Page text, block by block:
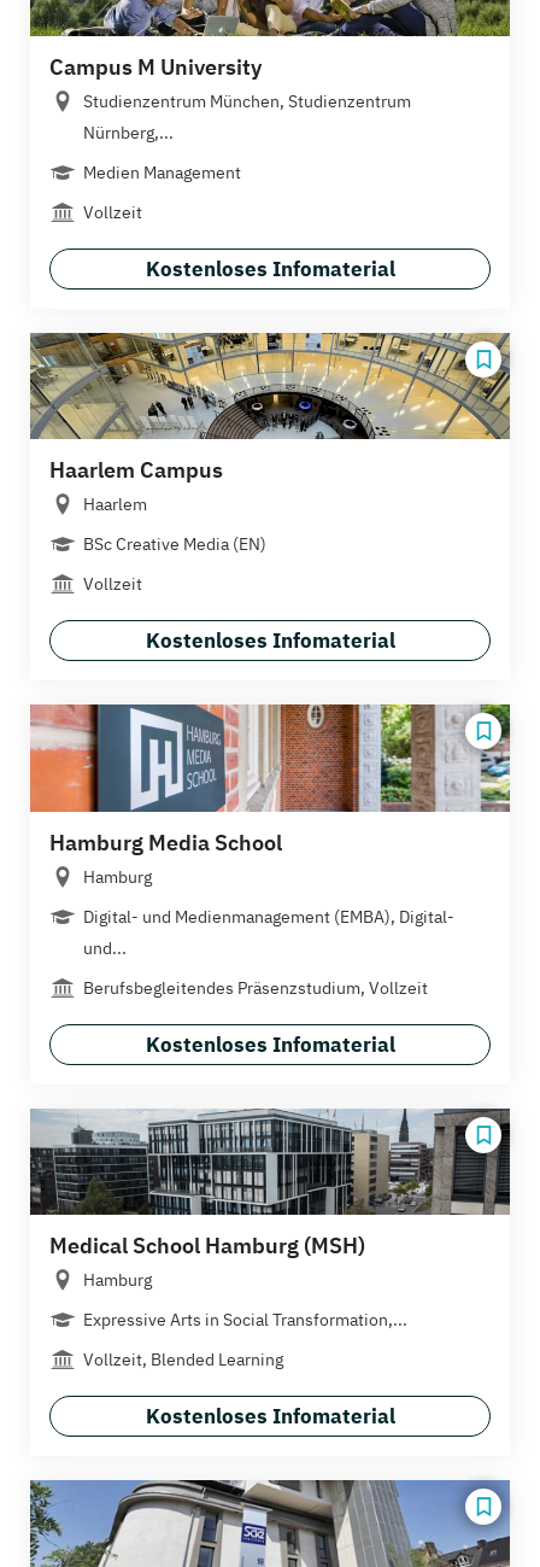
Campus M University
Studienzentrum München, Studienzentrum
Nürnberg,...
Medien Management
Vollzeit
Kostenloses Infomaterial
Haarlem Campus
Haarlem
BSc Creative Media (EN)
Vollzeit
Kostenloses Infomaterial
Hamburg Media School
Hamburg
Digital- und Medienmanagement (EMBA), Digital-
und...
Berufsbegleitendes Präsenzstudium, Vollzeit
Kostenloses Infomaterial
Medical School Hamburg (MSH)
Hamburg
Expressive Arts in Social Transformation,...
Vollzeit, Blended Learning
Kostenloses Infomaterial